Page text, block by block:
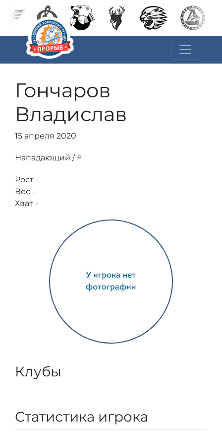
Гончаров
Владислав
15 апреля 2020
Нападающий / F
Рост -
Вес -
Хват -
Клубы
Статистика игрока